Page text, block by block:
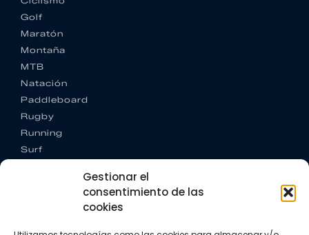
Gestionar el
consentimiento de las
cookies
Golf
Maratón
Montaña
MTB
Natación
Paddleboard
Rugby
Running
Surf
CONTACTO